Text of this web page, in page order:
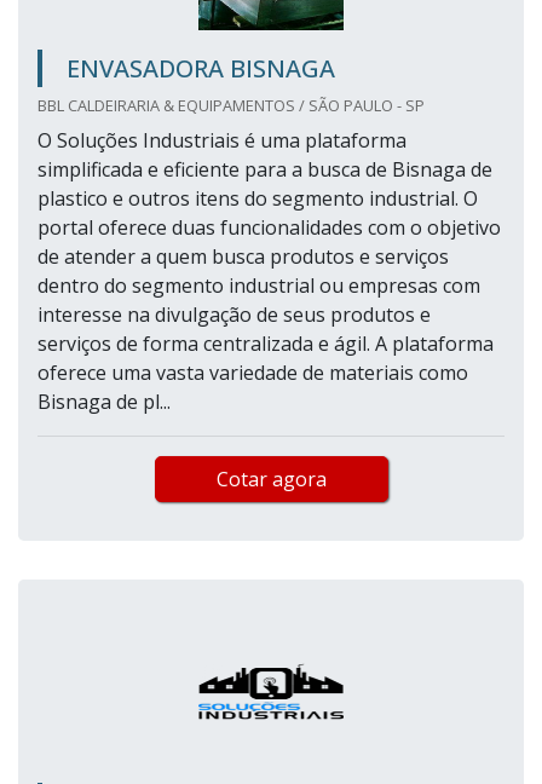
ENVASADORA BISNAGA
BBL CALDEIRARIA & EQUIPAMENTOS / SÃO PAULO - SP
O Soluções Industriais é uma plataforma
simplificada e eficiente para a busca de Bisnaga de
plastico e outros itens do segmento industrial. O
portal oferece duas funcionalidades com o objetivo
de atender a quem busca produtos e serviços
dentro do segmento industrial ou empresas com
interesse na divulgação de seus produtos e
serviços de forma centralizada e ágil. A plataforma
oferece uma vasta variedade de materiais como
Bisnaga de pl...
Cotar agora